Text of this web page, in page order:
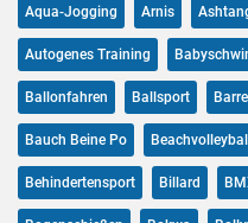
Aqua-Jogging Arnis
Autogenes Training
Ballonfahren Ballsport
Bauch Beine Po Beachvolleyball
Behindertensport Billard